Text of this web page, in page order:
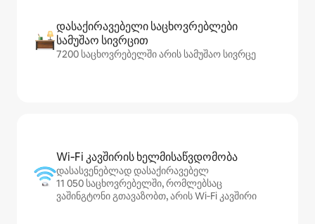
დასაქირავებელი საცხოვრებლები
სამუშაო სივრცით
7200 საცხოვრებელში არის სამუშაო სივრცე
Wi‑Fi კავშირის ხელმისაწვდომობა
დასასვენებლად დასაქირავებელ
11 050 საცხოვრებელში, რომლებსაც
ვაშინგტონი გთავაზობთ, არის Wi‑Fi კავშირი